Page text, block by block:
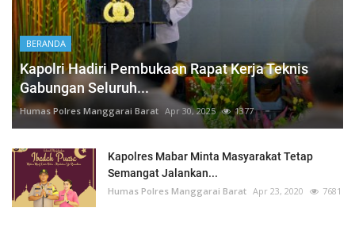
BERANDA
Kapolri Hadiri Pembukaan Rapat Kerja Teknis
Gabungan Seluruh...
Humas Polres Manggarai Barat Apr 30, 2025 1377
Kapolres Mabar Minta Masyarakat Tetap
Semangat Jalankan...
Humas Polres Manggarai Barat Apr 23, 2020 7681